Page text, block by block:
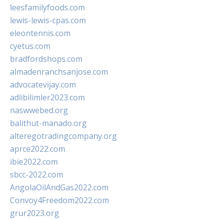
leesfamilyfoods.com
lewis-lewis-cpas.com
eleontennis.com
cyetus.com
bradfordshops.com
almadenranchsanjose.com
advocatevijay.com
adlibilimler2023.com
naswwebed.org
balithut-manado.org
alteregotradingcompany.org
aprce2022.com
ibie2022.com
sbcc-2022.com
AngolaOilAndGas2022.com
Convoy4Freedom2022.com
grur2023.org